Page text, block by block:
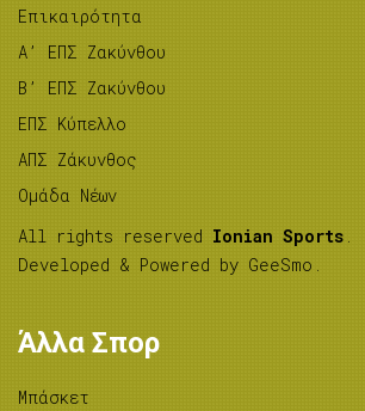
Επικαιρότητα
A’ ΕΠΣ Ζακύνθου
B’ ΕΠΣ Ζακύνθου
ΕΠΣ Κύπελλο
ΑΠΣ Ζάκυνθος
Ομάδα Νέων
All rights reserved Ionian Sports .
Developed & Powered by GeeSmo .
Άλλα Σπορ
Μπάσκετ